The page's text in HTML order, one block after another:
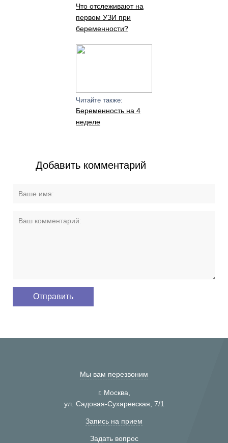
Что отслеживают на
первом УЗИ при
беременности?
Читайте также:
Беременность на 4
неделе
Добавить комментарий
Мы вам перезвоним
г. Москва,
ул. Садовая-Сухаревская, 7/1
Запись на прием
Задать вопрос